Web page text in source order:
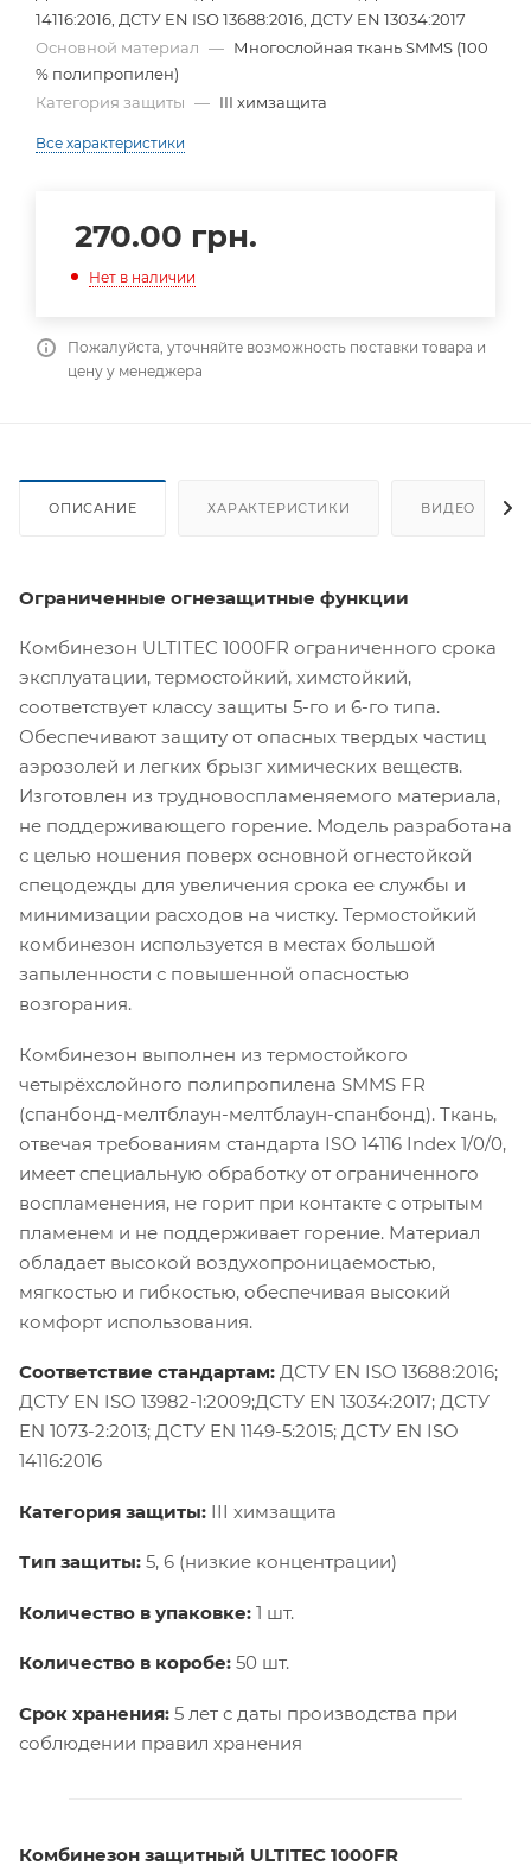
14116:2016, ДСТУ EN ISO 13688:2016, ДСТУ EN 13034:2017
Основной материал — Многослойная ткань SMMS (100
% полипропилен)
Категория защиты — III химзащита
Все характеристики
270.00 грн.
Нет в наличии
Пожалуйста, уточняйте возможность поставки товара и
цену у менеджера
ОПИСАНИЕ ХАРАКТЕРИСТИКИ ВИДЕО (3)
Ограниченные огнезащитные функции
Комбинезон ULTITEC 1000FR ограниченного срока
эксплуатации, термостойкий, химстойкий,
соответствует классу защиты 5-го и 6-го типа.
Обеспечивают защиту от опасных твердых частиц
аэрозолей и легких брызг химических веществ.
Изготовлен из трудновоспламеняемого материала,
не поддерживающего горение. Модель разработана
с целью ношения поверх основной огнестойкой
спецодежды для увеличения срока ее службы и
минимизации расходов на чистку. Термостойкий
комбинезон используется в местах большой
запыленности с повышенной опасностью
возгорания.
Комбинезон выполнен из термостойкого
четырёхслойного полипропилена SMMS FR
(спанбонд-мелтблаун-мелтблаун-спанбонд). Ткань,
отвечая требованиям стандарта ISO 14116 Index 1/0/0,
имеет специальную обработку от ограниченного
воспламенения, не горит при контакте с отрытым
пламенем и не поддерживает горение. Материал
обладает высокой воздухопроницаемостью,
мягкостью и гибкостью, обеспечивая высокий
комфорт использования.
Соответствие стандартам: ДСТУ EN ISO 13688:2016;
ДСТУ EN ISO 13982-1:2009;ДСТУ EN 13034:2017; ДСТУ
EN 1073-2:2013; ДСТУ EN 1149-5:2015; ДСТУ EN ISO
14116:2016
Категория защиты: III химзащита
Тип защиты: 5, 6 (низкие концентрации)
Количество в упаковке: 1 шт.
Количество в коробе: 50 шт.
Срок хранения: 5 лет с даты производства при
соблюдении правил хранения
Комбинезон защитный ULTITEC 1000FR